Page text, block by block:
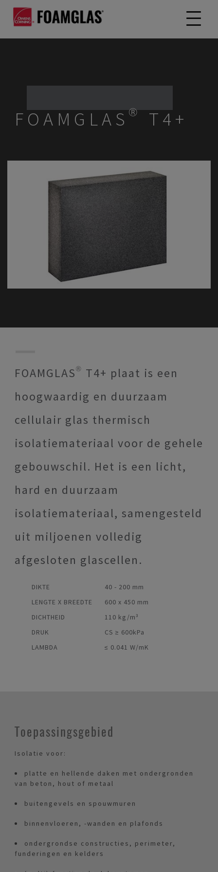
FOAMGLAS® T4+
FOAMGLAS® T4+ plaat is een
hoogwaardig en duurzaam
cellulair glas thermisch
isolatiemateriaal voor de gehele
gebouwschil. Het is een licht,
hard en duurzaam
isolatiemateriaal, samengesteld
uit miljoenen volledig
afgesloten glascellen.
DIKTE
40 - 200 mm
LENGTE X BREEDTE
600 x 450 mm
DICHTHEID
110 kg/m³
DRUK
CS ≥ 600kPa
LAMBDA
≤ 0.041 W/mK
Toepassingsgebied
Isolatie voor:
platte en hellende daken met ondergronden
van beton, hout of metaal
buitengevels en spouwmuren
binnenvloeren, -wanden en plafonds
ondergrondse constructies, perimeter,
funderingen en kelders